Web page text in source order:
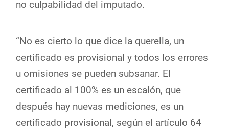
no culpabilidad del imputado.
“No es cierto lo que dice la querella, un
certificado es provisional y todos los errores
u omisiones se pueden subsanar. El
certificado al 100% es un escalón, que
después hay nuevas mediciones, es un
certificado provisional, según el artículo 64